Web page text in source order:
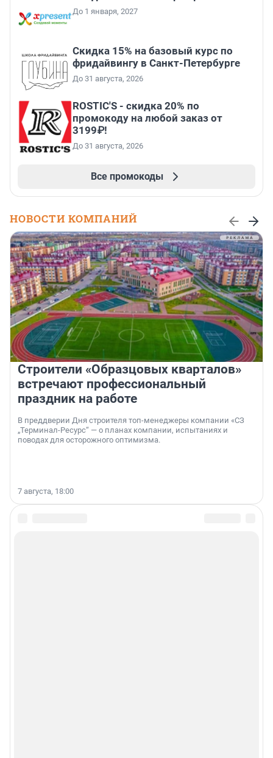
До 1 января, 2027
Скидка 15% на базовый курс по
фридайвингу в Санкт-Петербурге
До 31 августа, 2026
ROSTIC'S - скидка 20% по
промокоду на любой заказ от
3199₽!
До 31 августа, 2026
Все промокоды
НОВОСТИ КОМПАНИЙ
Строители «Образцовых кварталов»
встречают профессиональный
праздник на работе
В преддверии Дня строителя топ-менеджеры компании «СЗ
„Терминал-Ресурс“ — о планах компании, испытаниях и
поводах для осторожного оптимизма.
7 августа, 18:00